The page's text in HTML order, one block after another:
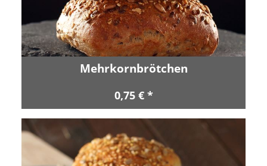
Mehrkornbrötchen
0,75 € *